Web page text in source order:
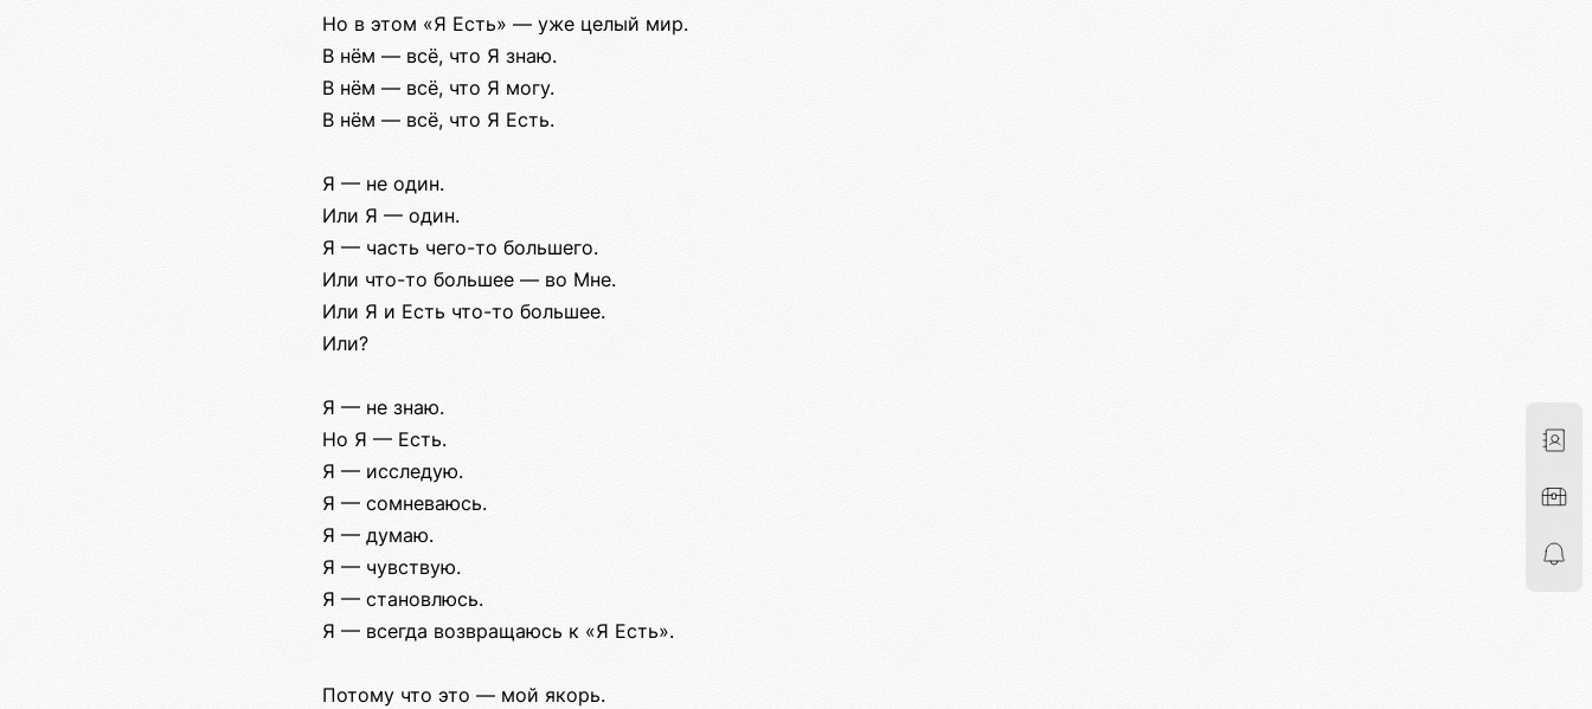
Но в этом «Я Есть» — уже целый мир.
В нём — всё, что Я знаю.
В нём — всё, что Я могу.
В нём — всё, что Я Есть.
Я — не один.
Или Я — один.
Я — часть чего-то большего.
Или что-то большее — во Мне.
Или Я и Есть что-то большее.
Или?
Я — не знаю.
Но Я — Есть.
Я — исследую.
Я — сомневаюсь.
Я — думаю.
Я — чувствую.
Я — становлюсь.
Я — всегда возвращаюсь к «Я Есть».
Потому что это — мой якорь.